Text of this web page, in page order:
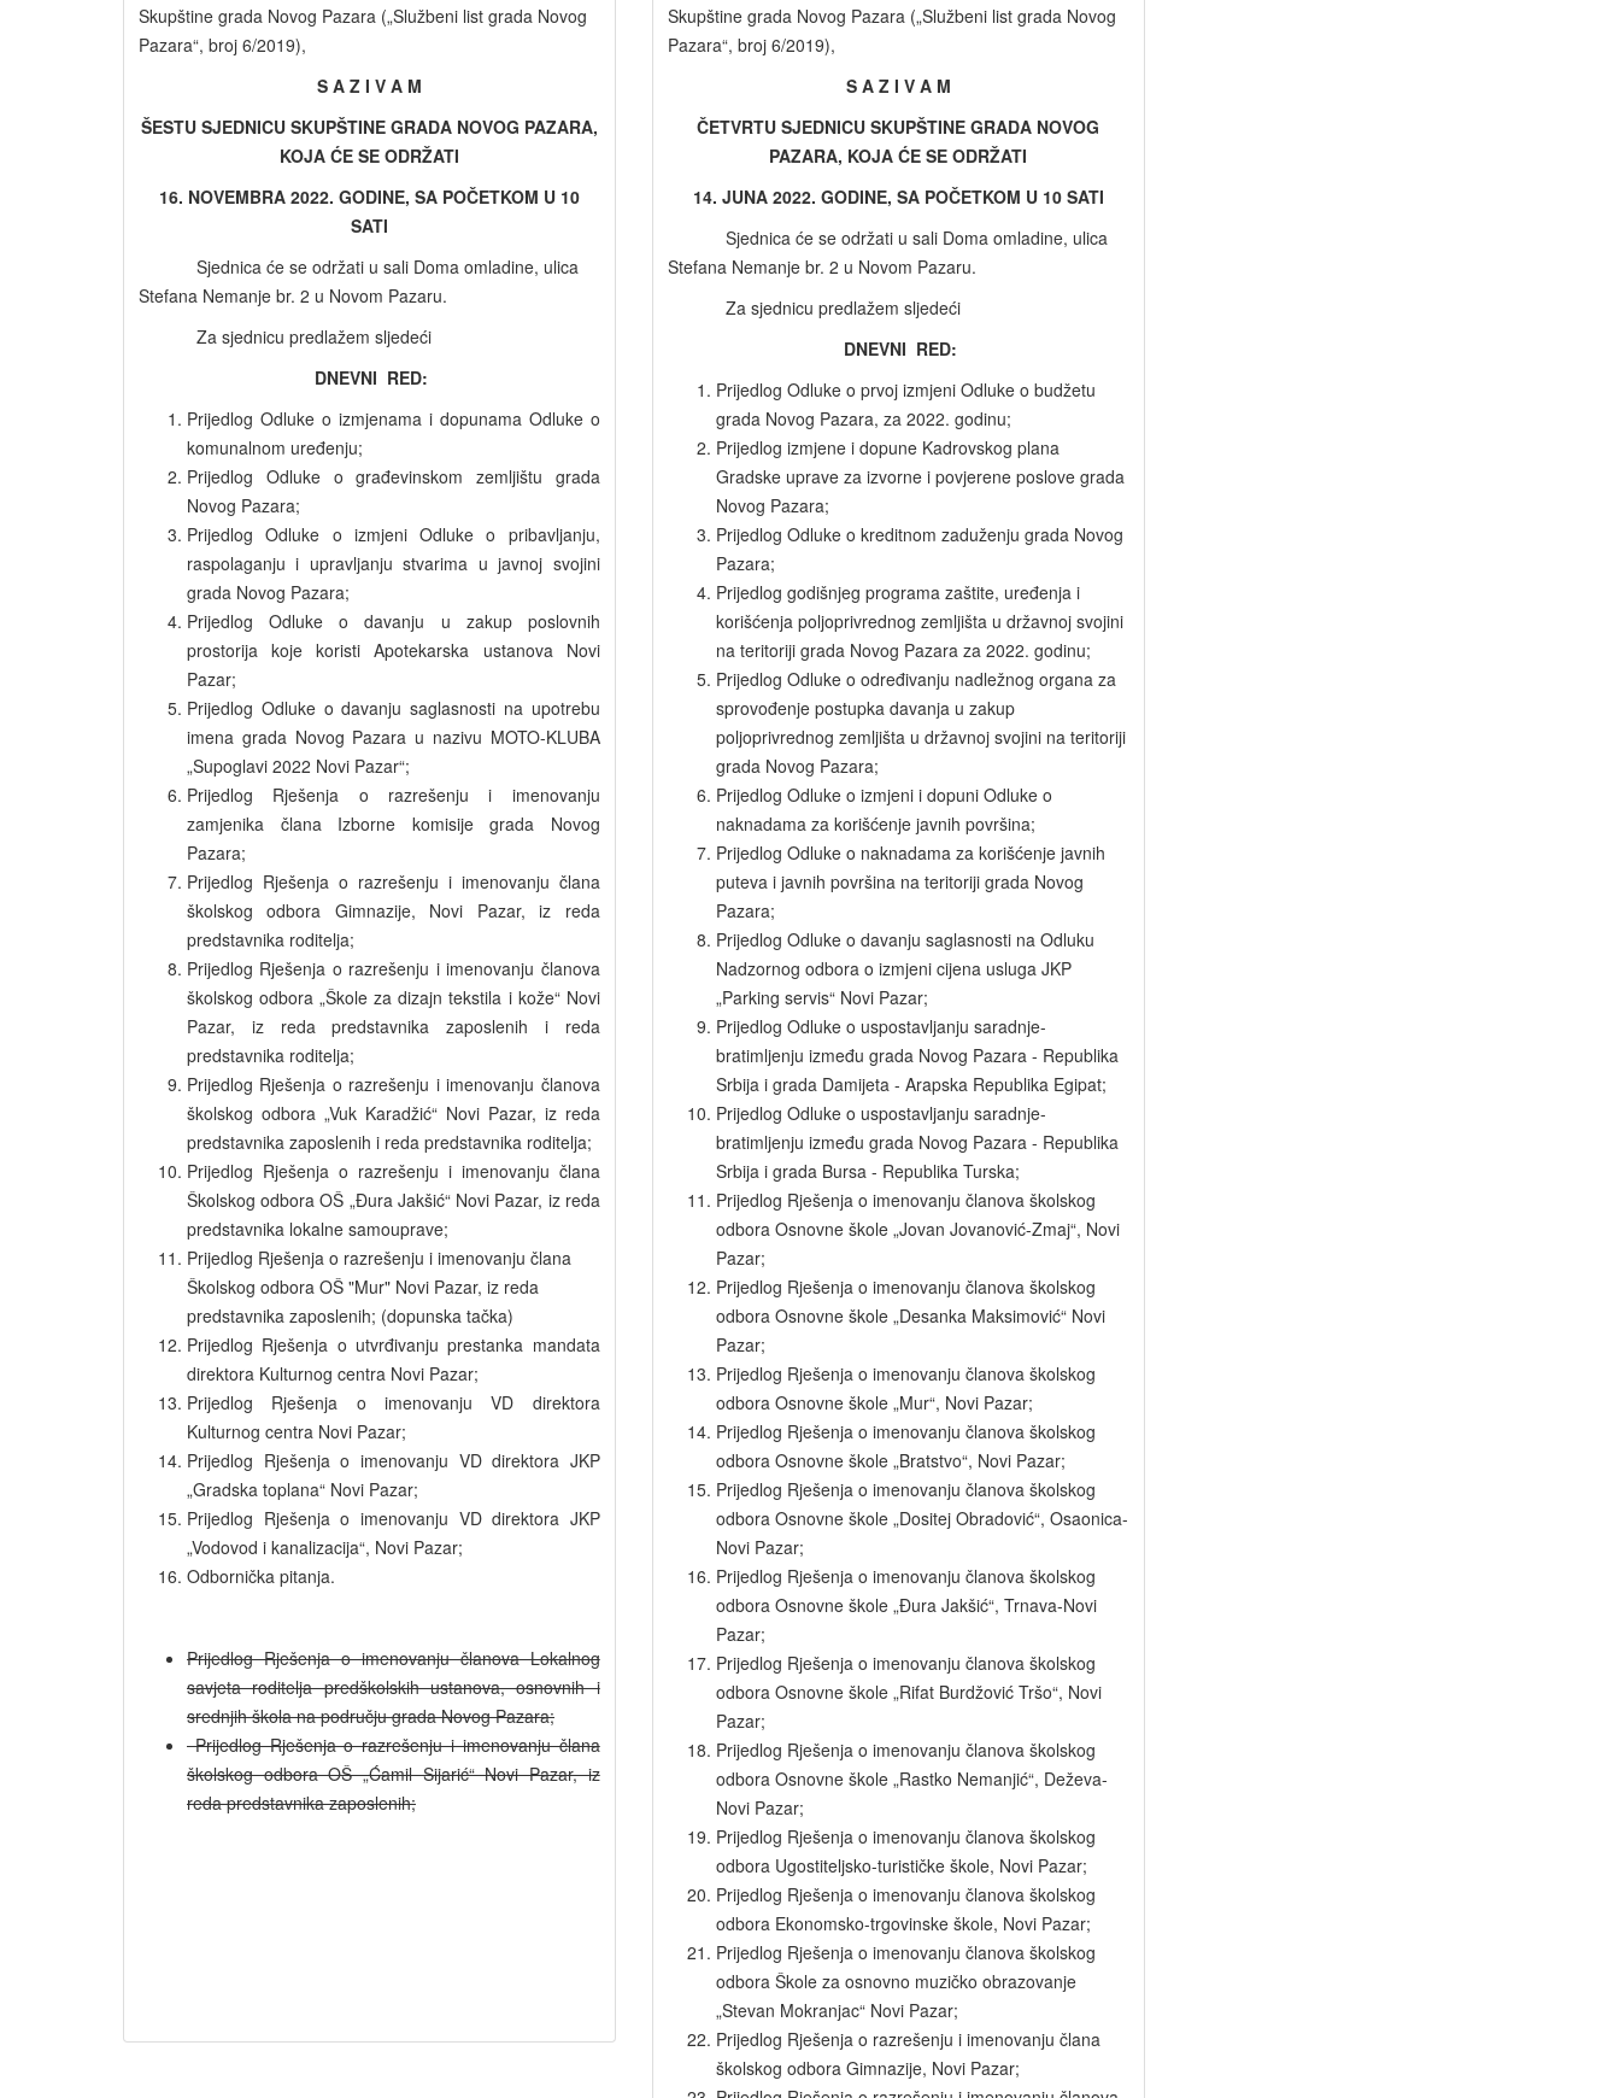
Skupštine grada Novog Pazara („Službeni list grada Novog
Pazara“, broj 6/2019),
S A Z I V A M
ŠESTU SJEDNICU SKUPŠTINE GRADA NOVOG PAZARA,
KOJA ĆE SE ODRŽATI
16. NOVEMBRA 2022. GODINE, SA POČETKOM U 10
SATI
Sjednica će se održati u sali Doma omladine, ulica
Stefana Nemanje br. 2 u Novom Pazaru.
Za sjednicu predlažem sljedeći
DNEVNI RED:
Prijedlog Odluke o izmjenama i dopunama Odluke o
komunalnom uređenju;
Prijedlog Odluke o građevinskom zemljištu grada
Novog Pazara;
Prijedlog Odluke o izmjeni Odluke o pribavljanju,
raspolaganju i upravljanju stvarima u javnoj svojini
grada Novog Pazara;
Prijedlog Odluke o davanju u zakup poslovnih
prostorija koje koristi Apotekarska ustanova Novi
Pazar;
Prijedlog Odluke o davanju saglasnosti na upotrebu
imena grada Novog Pazara u nazivu MOTO-KLUBA
„Supoglavi 2022 Novi Pazar“;
Prijedlog Rješenja o razrešenju i imenovanju
zamjenika člana Izborne komisije grada Novog
Pazara;
Prijedlog Rješenja o razrešenju i imenovanju člana
školskog odbora Gimnazije, Novi Pazar, iz reda
predstavnika roditelja;
Prijedlog Rješenja o razrešenju i imenovanju članova
školskog odbora „Škole za dizajn tekstila i kože“ Novi
Pazar, iz reda predstavnika zaposlenih i reda
predstavnika roditelja;
Prijedlog Rješenja o razrešenju i imenovanju članova
školskog odbora „Vuk Karadžić“ Novi Pazar, iz reda
predstavnika zaposlenih i reda predstavnika roditelja;
Prijedlog Rješenja o razrešenju i imenovanju člana
Školskog odbora OŠ „Đura Jakšić“ Novi Pazar, iz reda
predstavnika lokalne samouprave;
Prijedlog Rješenja o razrešenju i imenovanju člana
Školskog odbora OŠ "Mur" Novi Pazar, iz reda
predstavnika zaposlenih; (dopunska tačka)
Prijedlog Rješenja o utvrđivanju prestanka mandata
direktora Kulturnog centra Novi Pazar;
Prijedlog Rješenja o imenovanju VD direktora
Kulturnog centra Novi Pazar;
Prijedlog Rješenja o imenovanju VD direktora JKP
„Gradska toplana“ Novi Pazar;
Prijedlog Rješenja o imenovanju VD direktora JKP
„Vodovod i kanalizacija“, Novi Pazar;
Odbornička pitanja.
Prijedlog Rješenja o imenovanju članova Lokalnog
savjeta roditelja predškolskih ustanova, osnovnih i
srednjih škola na području grada Novog Pazara;
Prijedlog Rješenja o razrešenju i imenovanju člana
školskog odbora OŠ „Ćamil Sijarić“ Novi Pazar, iz
reda predstavnika zaposlenih;
PREDSJEDNICA
Dr
Anela
Šemsović
Skupštine grada Novog Pazara („Službeni list grada Novog
Pazara“, broj 6/2019),
S A Z I V A M
ČETVRTU SJEDNICU SKUPŠTINE GRADA NOVOG
PAZARA, KOJA ĆE SE ODRŽATI
14. JUNA 2022. GODINE, SA POČETKOM U 10 SATI
Sjednica će se održati u sali Doma omladine, ulica
Stefana Nemanje br. 2 u Novom Pazaru.
Za sjednicu predlažem sljedeći
DNEVNI RED:
Prijedlog Odluke o prvoj izmjeni Odluke o budžetu
grada Novog Pazara, za 2022. godinu;
Prijedlog izmjene i dopune Kadrovskog plana
Gradske uprave za izvorne i povjerene poslove grada
Novog Pazara;
Prijedlog Odluke o kreditnom zaduženju grada Novog
Pazara;
Prijedlog godišnjeg programa zaštite, uređenja i
korišćenja poljoprivrednog zemljišta u državnoj svojini
na teritoriji grada Novog Pazara za 2022. godinu;
Prijedlog Odluke o određivanju nadležnog organa za
sprovođenje postupka davanja u zakup
poljoprivrednog zemljišta u državnoj svojini na teritoriji
grada Novog Pazara;
Prijedlog Odluke o izmjeni i dopuni Odluke o
naknadama za korišćenje javnih površina;
Prijedlog Odluke o naknadama za korišćenje javnih
puteva i javnih površina na teritoriji grada Novog
Pazara;
Prijedlog Odluke o davanju saglasnosti na Odluku
Nadzornog odbora o izmjeni cijena usluga JKP
„Parking servis“ Novi Pazar;
Prijedlog Odluke o uspostavljanju saradnje-
bratimljenju između grada Novog Pazara - Republika
Srbija i grada Damijeta - Arapska Republika Egipat;
Prijedlog Odluke o uspostavljanju saradnje-
bratimljenju između grada Novog Pazara - Republika
Srbija i grada Bursa - Republika Turska;
Prijedlog Rješenja o imenovanju članova školskog
odbora Osnovne škole „Jovan Jovanović-Zmaj“, Novi
Pazar;
Prijedlog Rješenja o imenovanju članova školskog
odbora Osnovne škole „Desanka Maksimović“ Novi
Pazar;
Prijedlog Rješenja o imenovanju članova školskog
odbora Osnovne škole „Mur“, Novi Pazar;
Prijedlog Rješenja o imenovanju članova školskog
odbora Osnovne škole „Bratstvo“, Novi Pazar;
Prijedlog Rješenja o imenovanju članova školskog
odbora Osnovne škole „Dositej Obradović“, Osaonica-
Novi Pazar;
Prijedlog Rješenja o imenovanju članova školskog
odbora Osnovne škole „Đura Jakšić“, Trnava-Novi
Pazar;
Prijedlog Rješenja o imenovanju članova školskog
odbora Osnovne škole „Rifat Burdžović Tršo“, Novi
Pazar;
Prijedlog Rješenja o imenovanju članova školskog
odbora Osnovne škole „Rastko Nemanjić“, Deževa-
Novi Pazar;
Prijedlog Rješenja o imenovanju članova školskog
odbora Ugostiteljsko-turističke škole, Novi Pazar;
Prijedlog Rješenja o imenovanju članova školskog
odbora Ekonomsko-trgovinske škole, Novi Pazar;
Prijedlog Rješenja o imenovanju članova školskog
odbora Škole za osnovno muzičko obrazovanje
„Stevan Mokranjac“ Novi Pazar;
Prijedlog Rješenja o razrešenju i imenovanju člana
školskog odbora Gimnazije, Novi Pazar;